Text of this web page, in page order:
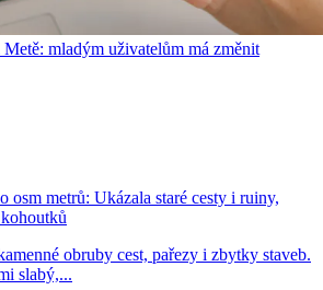
mladým uživatelům má změnit
osm metrů: Ukázala staré cesty i ruiny,
obruby cest, pařezy i zbytky staveb.
slabý,...